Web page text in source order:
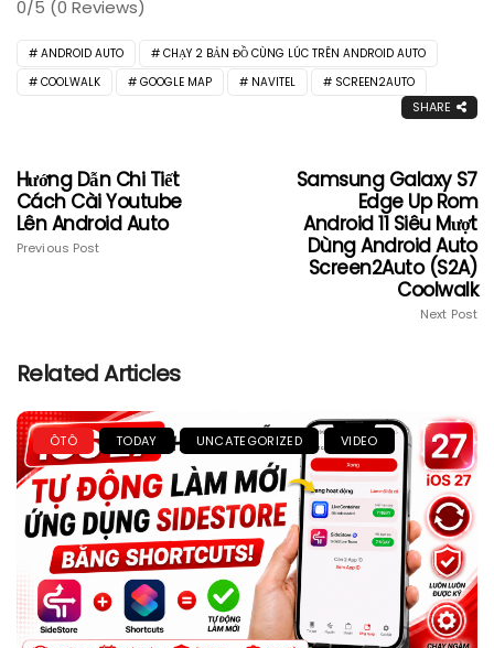
0/5 (0 Reviews)
ANDROID AUTO
CHẠY 2 BẢN ĐỒ CÙNG LÚC TRÊN ANDROID AUTO
COOLWALK
GOOGLE MAP NAVITEL SCREEN2AUTO
SHARE
Hướng Dẫn Chi Tiết
Cách Cài Youtube
Lên Android Auto
Previous Post
Samsung Galaxy S7
Edge Up Rom
Android 11 Siêu Mượt
Dùng Android Auto
Screen2Auto (S2A)
Coolwalk
Next Post
Related Articles
ÔTÔ TODAY UNCATEGORIZED VIDEO